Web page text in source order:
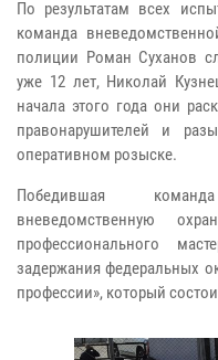
По результатам всех
команда
полиции Роман Суханов
уже 12 лет, Николай
начала этого года они
правонарушителей и
оперативном розыске.
Победившая
вневедомственную
профессионального
задержания федеральных
профессии», который